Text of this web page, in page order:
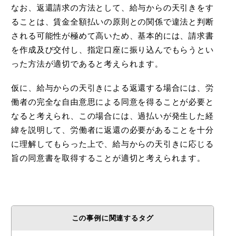
なお、返還請求の方法として、給与からの天引きをす
ることは、賃金全額払いの原則との関係で違法と判断
される可能性が極めて高いため、基本的には、請求書
を作成及び交付し、指定口座に振り込んでもらうとい
った方法が適切であると考えられます。
仮に、給与からの天引きによる返還する場合には、労
働者の完全な自由意思による同意を得ることが必要と
なると考えられ、この場合には、過払いが発生した経
緯を説明して、労働者に返還の必要があることを十分
に理解してもらった上で、給与からの天引きに応じる
旨の同意書を取得することが適切と考えられます。
この事例に関連するタグ